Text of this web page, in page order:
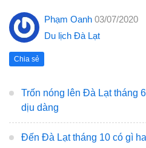
Phạm Oanh 03/07/2020
Du lịch Đà Lạt
Chia sẻ
Trốn nóng lên Đà Lạt tháng
dịu dàng
Đến Đà Lạt tháng 10 có gì